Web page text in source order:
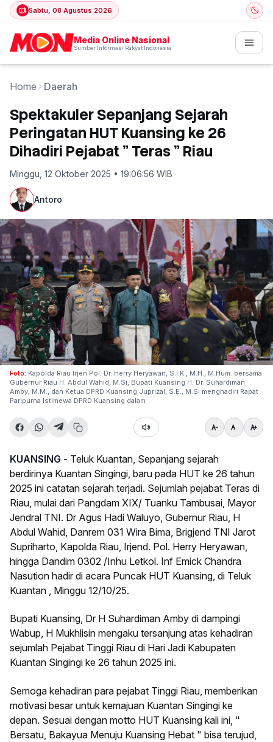
Sabtu, 08 Agustus 2026
Media Online Nasional
Sumber Informasi Rakyat Indonesia
Home Daerah
Spektakuler Sepanjang Sejarah
Peringatan HUT Kuansing ke 26
Dihadiri Pejabat " Teras " Riau
Minggu, 12 Oktober 2025 • 19:06:56 WIB
Antoro
Foto: Kapolda Riau Irjen Pol. Dr. Herry Heryawan, S.I.K., M.H., M.Hum. bersama
Gubernur Riau H. Abdul Wahid, M.Si, Bupati Kuansing H. Dr. Suhardiman
Amby, M.M., dan Ketua DPRD Kuansing Juprizal, S.E., M.Si menghadiri Rapat
Paripurna Istimewa DPRD Kuansing dalam
KUANSING - Teluk Kuantan, Sepanjang sejarah
berdirinya Kuantan Singingi, baru pada HUT ke 26 tahun
2025 ini catatan sejarah terjadi. Sejumlah pejabat Teras di
Riau, mulai dari Pangdam XIX/ Tuanku Tambusai, Mayor
Jendral TNI. Dr Agus Hadi Waluyo, Gubernur Riau, H
Abdul Wahid, Danrem 031 Wira Bima, Brigjend TNI Jarot
Supriharto, Kapolda Riau, Irjend. Pol. Herry Heryawan,
hingga Dandim 0302 /Inhu Letkol. Inf Emick Chandra
Nasution hadir di acara Puncak HUT Kuansing, di Teluk
Kuantan , Minggu 12/10/25.
Bupati Kuansing, Dr H Suhardiman Amby di dampingi
Wabup, H Mukhlisin mengaku tersanjung atas kehadiran
sejumlah Pejabat Tinggi Riau di Hari Jadi Kabupaten
Kuantan Singingi ke 26 tahun 2025 ini.
Semoga kehadiran para pejabat Tinggi Riau, memberikan
motivasi besar untuk kemajuan Kuantan Singingi ke
depan. Sesuai dengan motto HUT Kuansing kali ini, "
Bersatu, Bakayua Menuju Kuansing Hebat " bisa terujud,